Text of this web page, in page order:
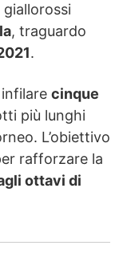
giallorossi
, traguardo
.
infilare cinque
più lunghi
L’obiettivo
rafforzare la
ottavi di